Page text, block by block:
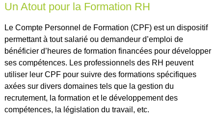
Un Atout pour la Formation RH
Le Compte Personnel de Formation (CPF) est un dispositif
permettant à tout salarié ou demandeur d’emploi de
bénéficier d’heures de formation financées pour développer
ses compétences. Les professionnels des RH peuvent
utiliser leur CPF pour suivre des formations spécifiques
axées sur divers domaines tels que la gestion du
recrutement, la formation et le développement des
compétences, la législation du travail, etc.